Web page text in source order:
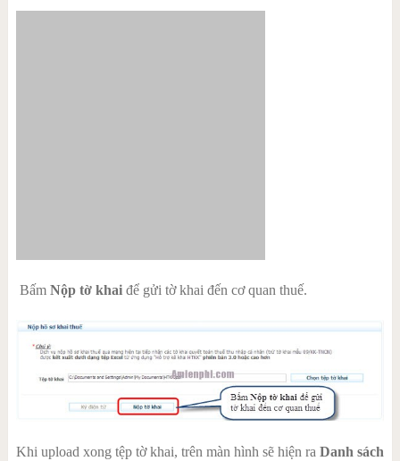
Bấm Nộp tờ khai để gửi tờ khai đến cơ quan thuế.
Khi upload xong tệp tờ khai, trên màn hình sẽ hiện ra Danh sách